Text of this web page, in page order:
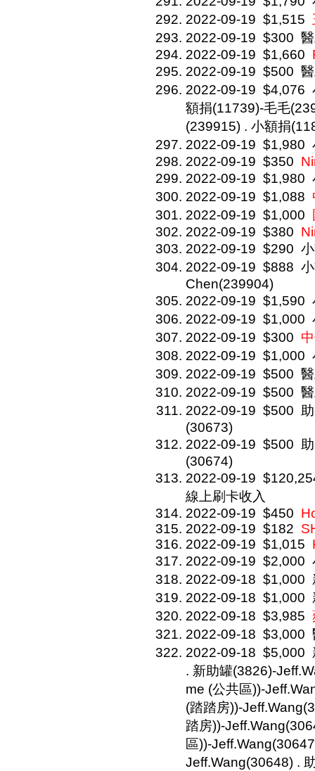
2022-09-19 $1,515
2022-09-19 $300
2022-09-19 $1,660
2022-09-19 $500
2022-09-19 $4,076
額捐(11739)-毛毛
(239915) . 小額捐
2022-09-19 $1,980
2022-09-19 $350
2022-09-19 $1,980
2022-09-19 $1,088
2022-09-19 $1,000
2022-09-19 $380
2022-09-19 $290
2022-09-19 $888
Chen(239904)
2022-09-19 $1,590
2022-09-19 $1,000
2022-09-19 $300
2022-09-19 $1,000
2022-09-19 $500
2022-09-19 $500
2022-09-19 $500
(30673)
2022-09-19 $500
(30674)
2022-09-19
線上刷卡收入
2022-09-19 $450
2022-09-19 $182
2022-09-19 $1,015
2022-09-19 $2,000
2022-09-18 $1,000
2022-09-18 $1,000
2022-09-18 $3,985
2022-09-18 $3,000
2022-09-18 $5,000
. 新助罐(3826)-
me (公共區))-
(踏踏房))-
踏房))-
區))-
Jeff.Wang(30648) .